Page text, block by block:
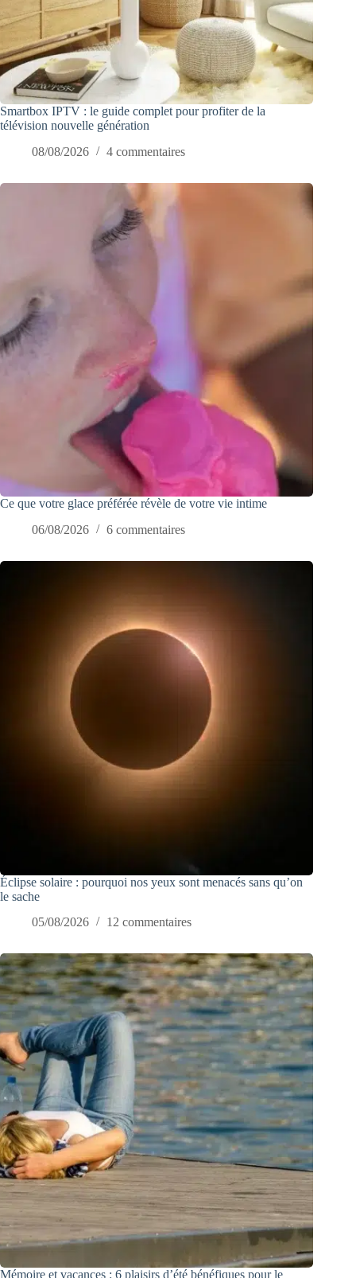
Smartbox IPTV : le guide complet pour profiter de la
télévision nouvelle génération
08/08/2026
4 commentaires
Ce que votre glace préférée révèle de votre vie intime
06/08/2026
6 commentaires
Éclipse solaire : pourquoi nos yeux sont menacés sans qu’on
le sache
05/08/2026
12 commentaires
Mémoire et vacances : 6 plaisirs d’été bénéfiques pour le